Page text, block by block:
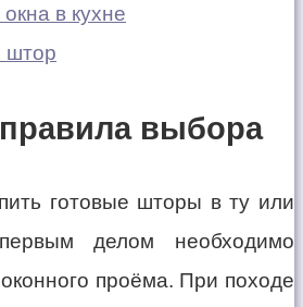
в кухне
штор
выбора
готовые шторы в ту или
делом необходимо
проёма. При походе